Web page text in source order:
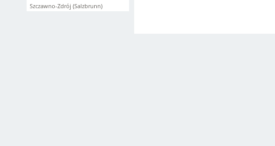
Szczawno-Zdrój (Salzbrunn)